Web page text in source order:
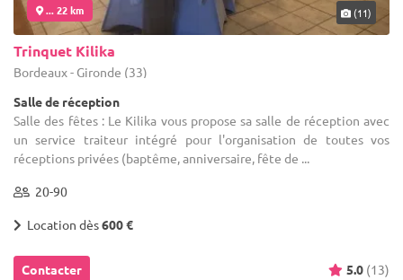
... 22 km (11)
Trinquet Kilika
Bordeaux - Gironde (33)
Salle de réception
Salle des fêtes : Le Kilika vous propose sa salle de réception avec
un service traiteur intégré pour l'organisation de toutes vos
réceptions privées (baptême, anniversaire, fête de ...
20-90
Location dès600 €
Contacter 5.0 (13)